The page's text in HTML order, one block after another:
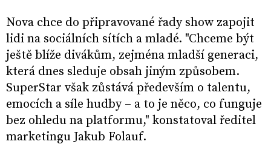
Nova chce do připravované řady show zapojit
lidi na sociálních sítích a mladé. "Chceme být
ještě blíže divákům, zejména mladší generaci,
která dnes sleduje obsah jiným způsobem.
SuperStar však zůstává především o talentu,
emocích a síle hudby – a to je něco, co funguje
bez ohledu na platformu," konstatoval ředitel
marketingu Jakub Folauf.